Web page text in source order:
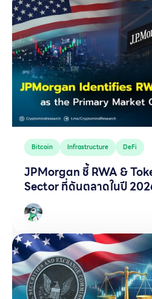
Bitcoin Infrastructure DeFi
JPMorgan ชี้ RWA &
Sector ที่ดันตลาดในปี